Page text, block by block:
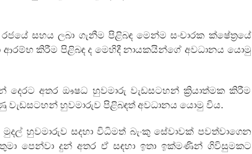
සහය ලබා ගැනීම පිළිබඳ මෙන්ම සංචාරක ක්ෂේත්‍රයේ
ආරම්භ කිරීම පිළිබඳ ද මෙහිදී නායකයින්ගේ අවධානය යොමු
අතර ඖෂධ හුවමාරු වැඩසටහන් ක්‍රියාත්මක කිරීම
වැඩසටහන් හුවමාරුව පිළිබඳත් අවධානය යොමු විය.
හුවමාරුව සදහා විධිමත් බැංකු සේවාවක් පවත්වාගෙන
පෙන්වා දුන් අතර ඒ සඳහා ඉතා ඉක්මණින් ගිවිසුමකට